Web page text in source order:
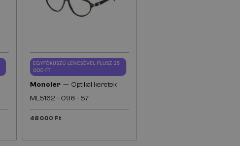
EGYFÓKUSZÚ LENCSÉVEL PLUSZ 25
000 FT
Moncler — Optikai keretek
ML5162 - 096 - 57
48 000 Ft